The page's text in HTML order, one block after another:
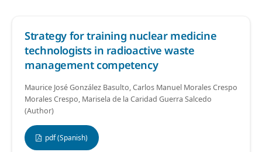
Strategy for training nuclear medicine
technologists in radioactive waste
management competency
Maurice José González Basulto, Carlos Manuel Morales Crespo
Morales Crespo, Marisela de la Caridad Guerra Salcedo
(Author)
pdf (Spanish)